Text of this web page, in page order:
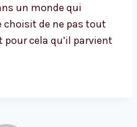
un monde qui
choisit de ne pas tout
pour cela qu’il parvient